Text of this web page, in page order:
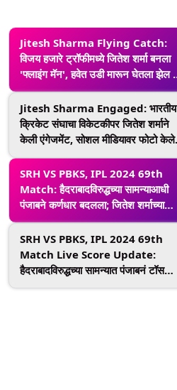
Jitesh Sharma Flying Catch:
विजय हजारे ट्रॉफीमध्ये जितेश शर्मा बनला
'फ्लाइंग मॅन', हवेत उडी मारून घेतला झेल ;
Video Viral
Jitesh Sharma Engaged: भारतीय
क्रिकेट संघाचा विकेटकीपर जितेश शर्माने
केली एंगेजमेंट, सोशल मीडियावर फोटो केले
शेअर
SRH VS PBKS, IPL 2024 69th
Match: हैदराबादविरुद्धच्या सामन्याआधी
पंजाबने कर्णधार बदलला; जितेश शर्माच्या
नेतृत्त्वात खेळणार संघ, पाहा प्लेइंग XI
SRH VS PBKS, IPL 2024 69th
Match Live Score Update:
हैदराबादविरुद्धच्या सामन्यात पंजाबनं टॉस